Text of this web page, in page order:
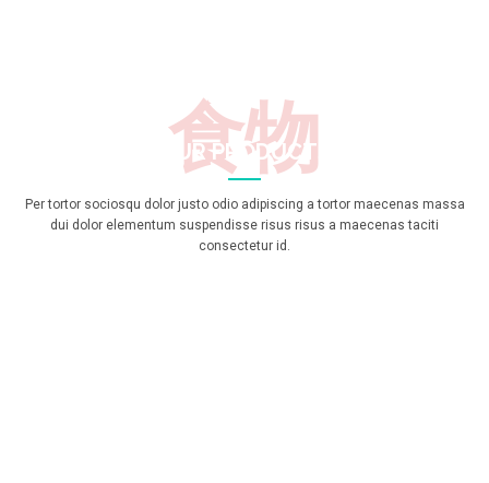
食物
OUR PRODUCTS
Per tortor sociosqu dolor justo odio adipiscing a tortor maecenas massa
dui dolor elementum suspendisse risus risus a maecenas taciti
consectetur id.